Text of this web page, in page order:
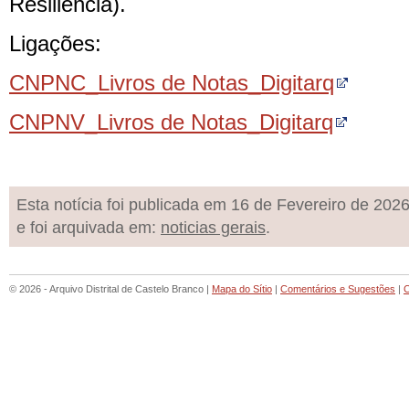
Ligações:
CNPNC_Livros de Notas_Digitarq
CNPNV_Livros de Notas_Digitarq
Esta notícia foi publicada em 16 de Fevereiro de 2026
e foi arquivada em: noticias gerais.
© 2026 - Arquivo Distrital de Castelo Branco | Mapa do Sítio | Comentários e Sugestões |